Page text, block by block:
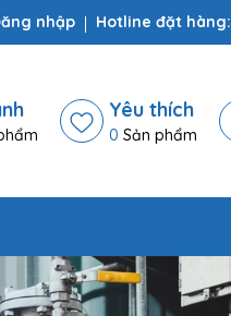
nhập Hotline đặt hàng:
Yêu thích
0 Sản phẩm